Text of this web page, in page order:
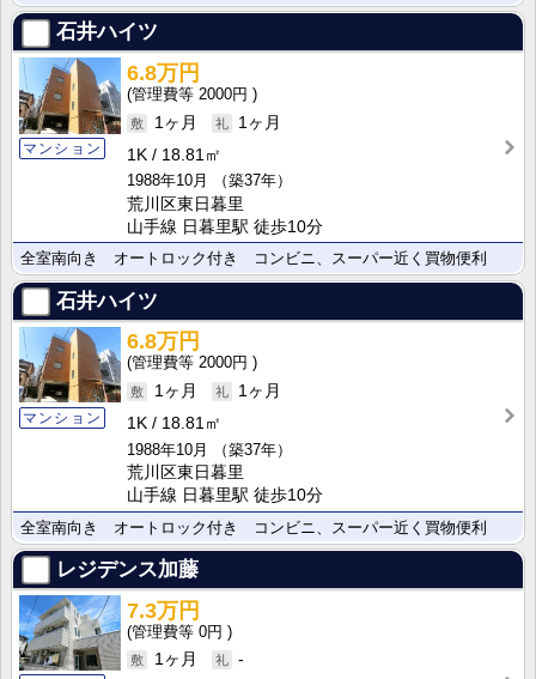
石井ハイツ
マンション
6.8万円
2000円
1ヶ月
1ヶ月
1K
18.81㎡
1988年10月
（築37年）
荒川区東日暮里
山手線 日暮里駅 徒歩10分
全室南向き オートロック付き コンビニ、スーパー近く買物便利
石井ハイツ
マンション
6.8万円
2000円
1ヶ月
1ヶ月
1K
18.81㎡
1988年10月
（築37年）
荒川区東日暮里
山手線 日暮里駅 徒歩10分
全室南向き オートロック付き コンビニ、スーパー近く買物便利
レジデンス加藤
7.3万円
0円
1ヶ月
-